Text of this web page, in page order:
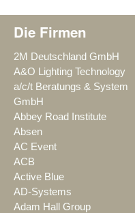
Die Firmen
2M Deutschland GmbH
A&O Lighting Technology
a/c/t Beratungs & System
GmbH
Abbey Road Institute
Absen
AC Event
ACB
Active Blue
AD-Systems
Adam Hall Group